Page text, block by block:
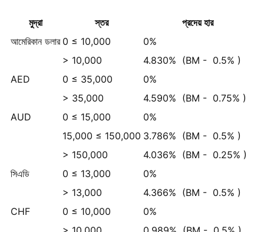
মুদ্রা স্তর
প্রদেয় হার
আমেরিকান ডলার 0 ≤ 10,000
0%
> 10,000
4.830% (BM - 0.5% )
AED
0 ≤ 35,000
0%
> 35,000
4.590% (BM - 0.75% )
AUD
0 ≤ 15,000
0%
15,000 ≤ 150,000 3.786% (BM - 0.5% )
> 150,000
4.036% (BM - 0.25% )
সিএডি
0 ≤ 13,000
0%
> 13,000
4.366% (BM - 0.5% )
CHF
0 ≤ 10,000
0%